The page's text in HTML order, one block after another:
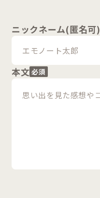
ニックネーム(匿名可)
本文 必須